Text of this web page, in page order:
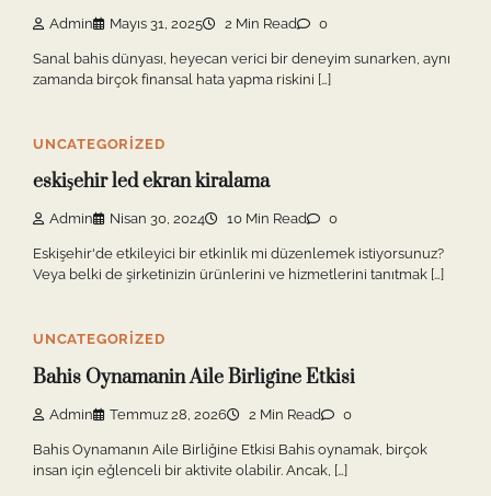
Admin Mayıs 31, 2025 2 Min Read 0
Sanal bahis dünyası, heyecan verici bir deneyim sunarken, aynı
zamanda birçok finansal hata yapma riskini […]
UNCATEGORIZED
eskişehir led ekran kiralama
Admin Nisan 30, 2024 10 Min Read 0
Eskişehir'de etkileyici bir etkinlik mi düzenlemek istiyorsunuz?
Veya belki de şirketinizin ürünlerini ve hizmetlerini tanıtmak […]
UNCATEGORIZED
Bahis Oynamanin Aile Birligine Etkisi
Admin Temmuz 28, 2026 2 Min Read 0
Bahis Oynamanın Aile Birliğine Etkisi Bahis oynamak, birçok
insan için eğlenceli bir aktivite olabilir. Ancak, […]